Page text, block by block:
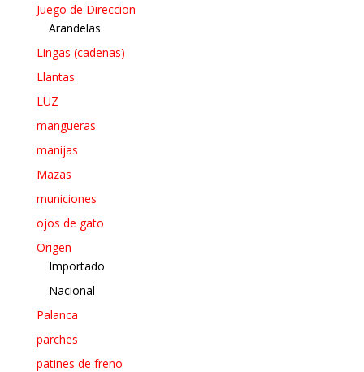
Juego de Direccion
Arandelas
Lingas (cadenas)
Llantas
LUZ
mangueras
manijas
Mazas
municiones
ojos de gato
Origen
Importado
Nacional
Palanca
parches
patines de freno